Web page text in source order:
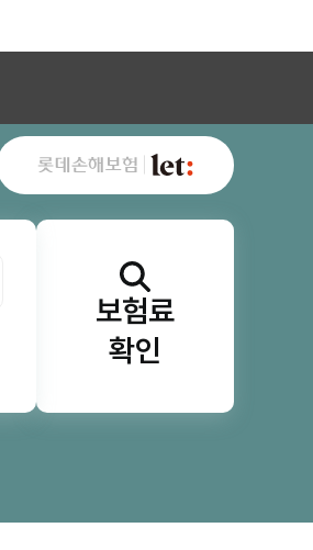
보험료
확인